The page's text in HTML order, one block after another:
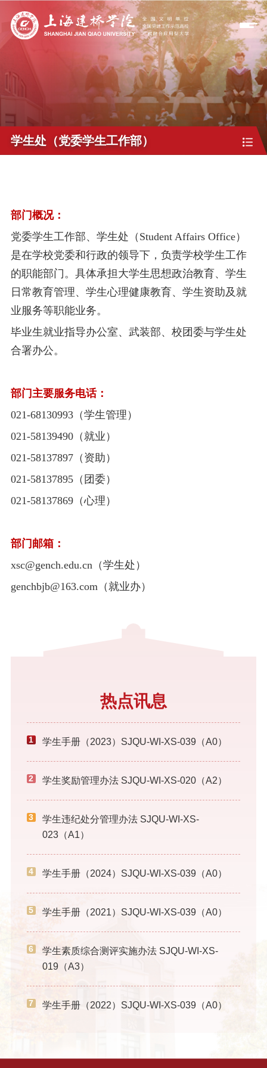
学生处（党委学生工作部）
部门概况：
党委学生工作部、学生处（ Student Affairs Office）
是在学校党委和行政的领导下，负责学校学生工作
的职能部门。具体承担大学生思想政治教育、学生
日常教育管理、学生心理健康教育、学生资助及就
业服务等职能业务。
毕业生就业指导办公室、 武装部、校团委与学生处
合署办公。
部门主要服务电话：
021-68130993（学生管理）
021-58139490（就业）
021-58137897（资助）
021-58137895（团委）
021-58137869（心理）
部门邮箱：
xsc@gench.edu.cn （学生处）
genchbjb@163.com （就业办）
热点讯息
1 学生手册（2023）SJQU-WI-XS-039（A0）
2 学生奖励管理办法 SJQU-WI-XS-020（A2）
3
学生违纪处分管理办法 SJQU-WI-XS-
023（A1）
4 学生手册（2024）SJQU-WI-XS-039（A0）
5 学生手册（2021）SJQU-WI-XS-039（A0）
6
学生素质综合测评实施办法 SJQU-WI-XS-
019（A3）
7 学生手册（2022）SJQU-WI-XS-039（A0）